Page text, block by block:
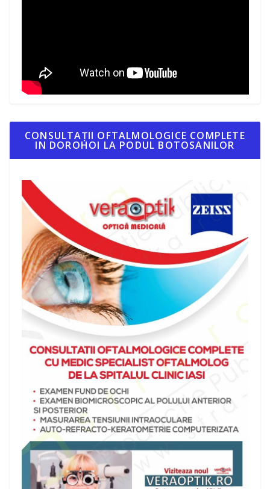
CONSULTAȚII OFTALMOLOGICE COMPLETE
IN DOROHOI LA PODUL BOTOSANILOR